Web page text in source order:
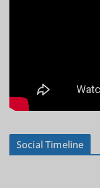
Social Timeline